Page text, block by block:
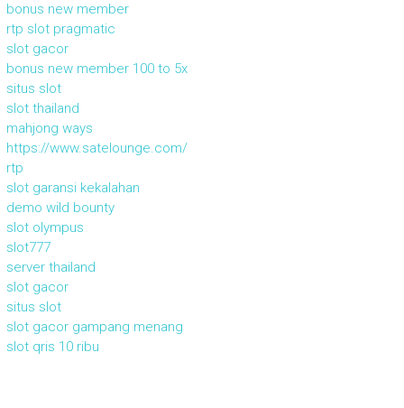
bonus new member
rtp slot pragmatic
slot gacor
bonus new member 100 to 5x
situs slot
slot thailand
mahjong ways
https://www.satelounge.com/
rtp
slot garansi kekalahan
demo wild bounty
slot olympus
slot777
server thailand
slot gacor
situs slot
slot gacor gampang menang
slot qris 10 ribu